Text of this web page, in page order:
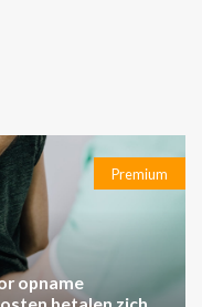
Premium
opname